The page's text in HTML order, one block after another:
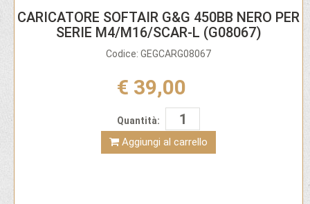
CARICATORE SOFTAIR G&G 450BB NERO PER
SERIE M4/M16/SCAR-L (G08067)
Codice: GEGCARG08067
€ 39,00
Quantità:
Aggiungi al carrello